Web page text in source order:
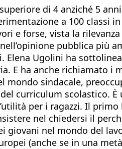
di 4 anziché 5
a 100 classi
e forse, vista la
pubblica
Elena Ugolini ha
E ha anche richiamato i
mondo sindacale,
curriculum scolastico.
per i ragazzi. Il
nel chiedersi il
giovani nel mondo del
(anche se in una